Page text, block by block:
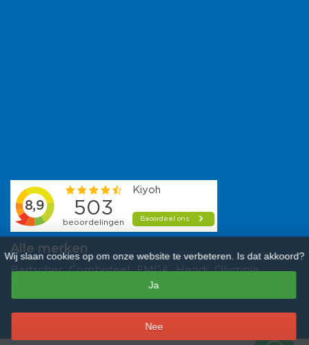
Alle merken
Bartscher Combisteel EMGA Hendi Olympia
Vogue
beoordelingen.
Wij slaan cookies op om onze website te verbeteren. Is dat akkoord?
Ja
Nee